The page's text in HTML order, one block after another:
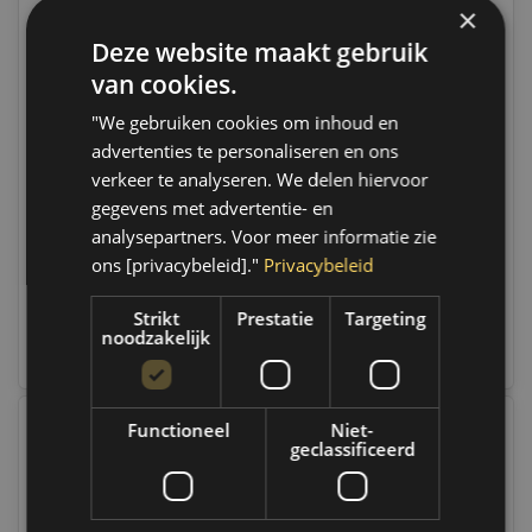
MécaTech Octaan
Booster | TC2 | 300ML |
MT002
Op voorraad verzending
binnen 1 a 2 werkdagen.
Boven de 50,- gratis
verzending. (NL & BE)
MPM Motorolie 5w20
EcoBoost Premium
Synthetic | 20 liter | Bag
Op werkdagen voor 14.00
uur besteld, dezelfde dag
gratis verzending. (NL & BE)
€184,95
Vergelijk
×
Deze website maakt gebruik
van cookies.
"We gebruiken cookies om inhoud en
advertenties te personaliseren en ons
verkeer te analyseren. We delen hiervoor
gegevens met advertentie- en
analysepartners. Voor meer informatie zie
ons [privacybeleid]." Privacybeleid
Strikt
noodzakelijk
Prestatie Targeting
Functioneel
Niet-
geclassificeerd